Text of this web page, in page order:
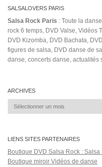
SALSALOVERS PARIS
Salsa Rock Paris : Toute la
rock 6 temps, DVD Valse, Vidéos
DVD Kizomba, DVD Bachata,
figures de salsa, DVD danse de
danse, concerts danse,
ARCHIVES
Archives
LIENS SITES PARTENAIRES
Boutique DVD Salsa Rock :
Boutique miroir Vidéos de danse